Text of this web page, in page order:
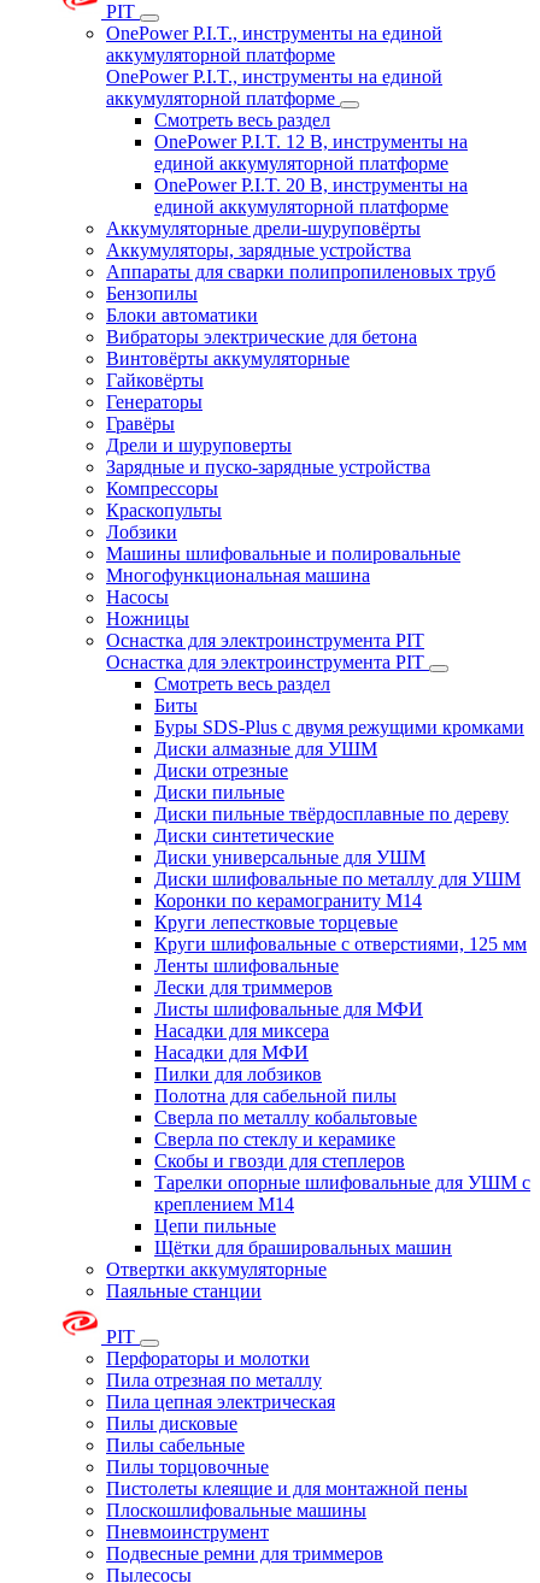
PIT
OnePower P.I.T., инструменты на единой
аккумуляторной платформе
OnePower P.I.T., инструменты на единой
аккумуляторной платформе
Смотреть весь раздел
OnePower P.I.T. 12 В, инструменты на
единой аккумуляторной платформе
OnePower P.I.T. 20 В, инструменты на
единой аккумуляторной платформе
Аккумуляторные дрели-шуруповёрты
Аккумуляторы, зарядные устройства
Аппараты для сварки полипропиленовых труб
Бензопилы
Блоки автоматики
Вибраторы электрические для бетона
Винтовёрты аккумуляторные
Гайковёрты
Генераторы
Гравёры
Дрели и шуруповерты
Зарядные и пуско-зарядные устройства
Компрессоры
Краскопульты
Лобзики
Машины шлифовальные и полировальные
Многофункциональная машина
Насосы
Ножницы
Оснастка для электроинструмента PIT
Оснастка для электроинструмента PIT
Смотреть весь раздел
Биты
Буры SDS-Plus c двумя режущими кромками
Диски алмазные для УШМ
Диски отрезные
Диски пильные
Диски пильные твёрдосплавные по дереву
Диски синтетические
Диски универсальные для УШМ
Диски шлифовальные по металлу для УШМ
Коронки по керамограниту M14
Круги лепестковые торцевые
Круги шлифовальные с отверстиями, 125 мм
Ленты шлифовальные
Лески для триммеров
Листы шлифовальные для МФИ
Насадки для миксера
Насадки для МФИ
Пилки для лобзиков
Полотна для сабельной пилы
Сверла по металлу кобальтовые
Сверла по стеклу и керамике
Скобы и гвозди для степлеров
Тарелки опорные шлифовальные для УШМ с
креплением М14
Цепи пильные
Щётки для брашировальных машин
Отвертки аккумуляторные
Паяльные станции
PIT
Перфораторы и молотки
Пила отрезная по металлу
Пила цепная электрическая
Пилы дисковые
Пилы сабельные
Пилы торцовочные
Пистолеты клеящие и для монтажной пены
Плоскошлифовальные машины
Пневмоинструмент
Подвесные ремни для триммеров
Пылесосы